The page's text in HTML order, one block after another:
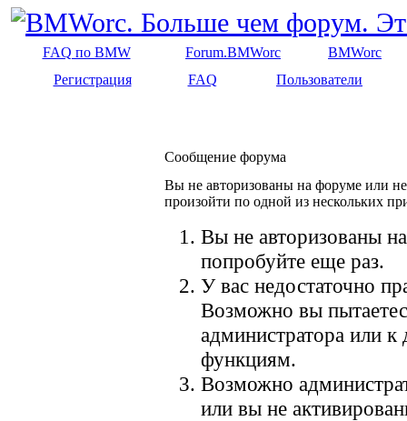
FAQ по BMW Forum.BMWorc
BMWorc
Регистрация
FAQ Пользователи
Сообщение форума
Вы не авторизованы на форуме или
произойти по одной из нескольких
Вы не авторизованы
попробуйте еще раз.
У вас недостаточно
Возможно вы
администратора или
функциям.
Возможно
или вы не